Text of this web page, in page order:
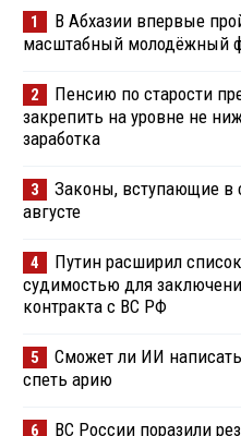
1
В Абхазии впервые
масштабный молодёжный
2
Пенсию по старости
закрепить на уровне не
заработка
3
Законы, вступающие в
августе
4
Путин расширил
судимостью для
контракта с ВС РФ
5
Сможет ли ИИ
спеть арию
6
ВС России поразили